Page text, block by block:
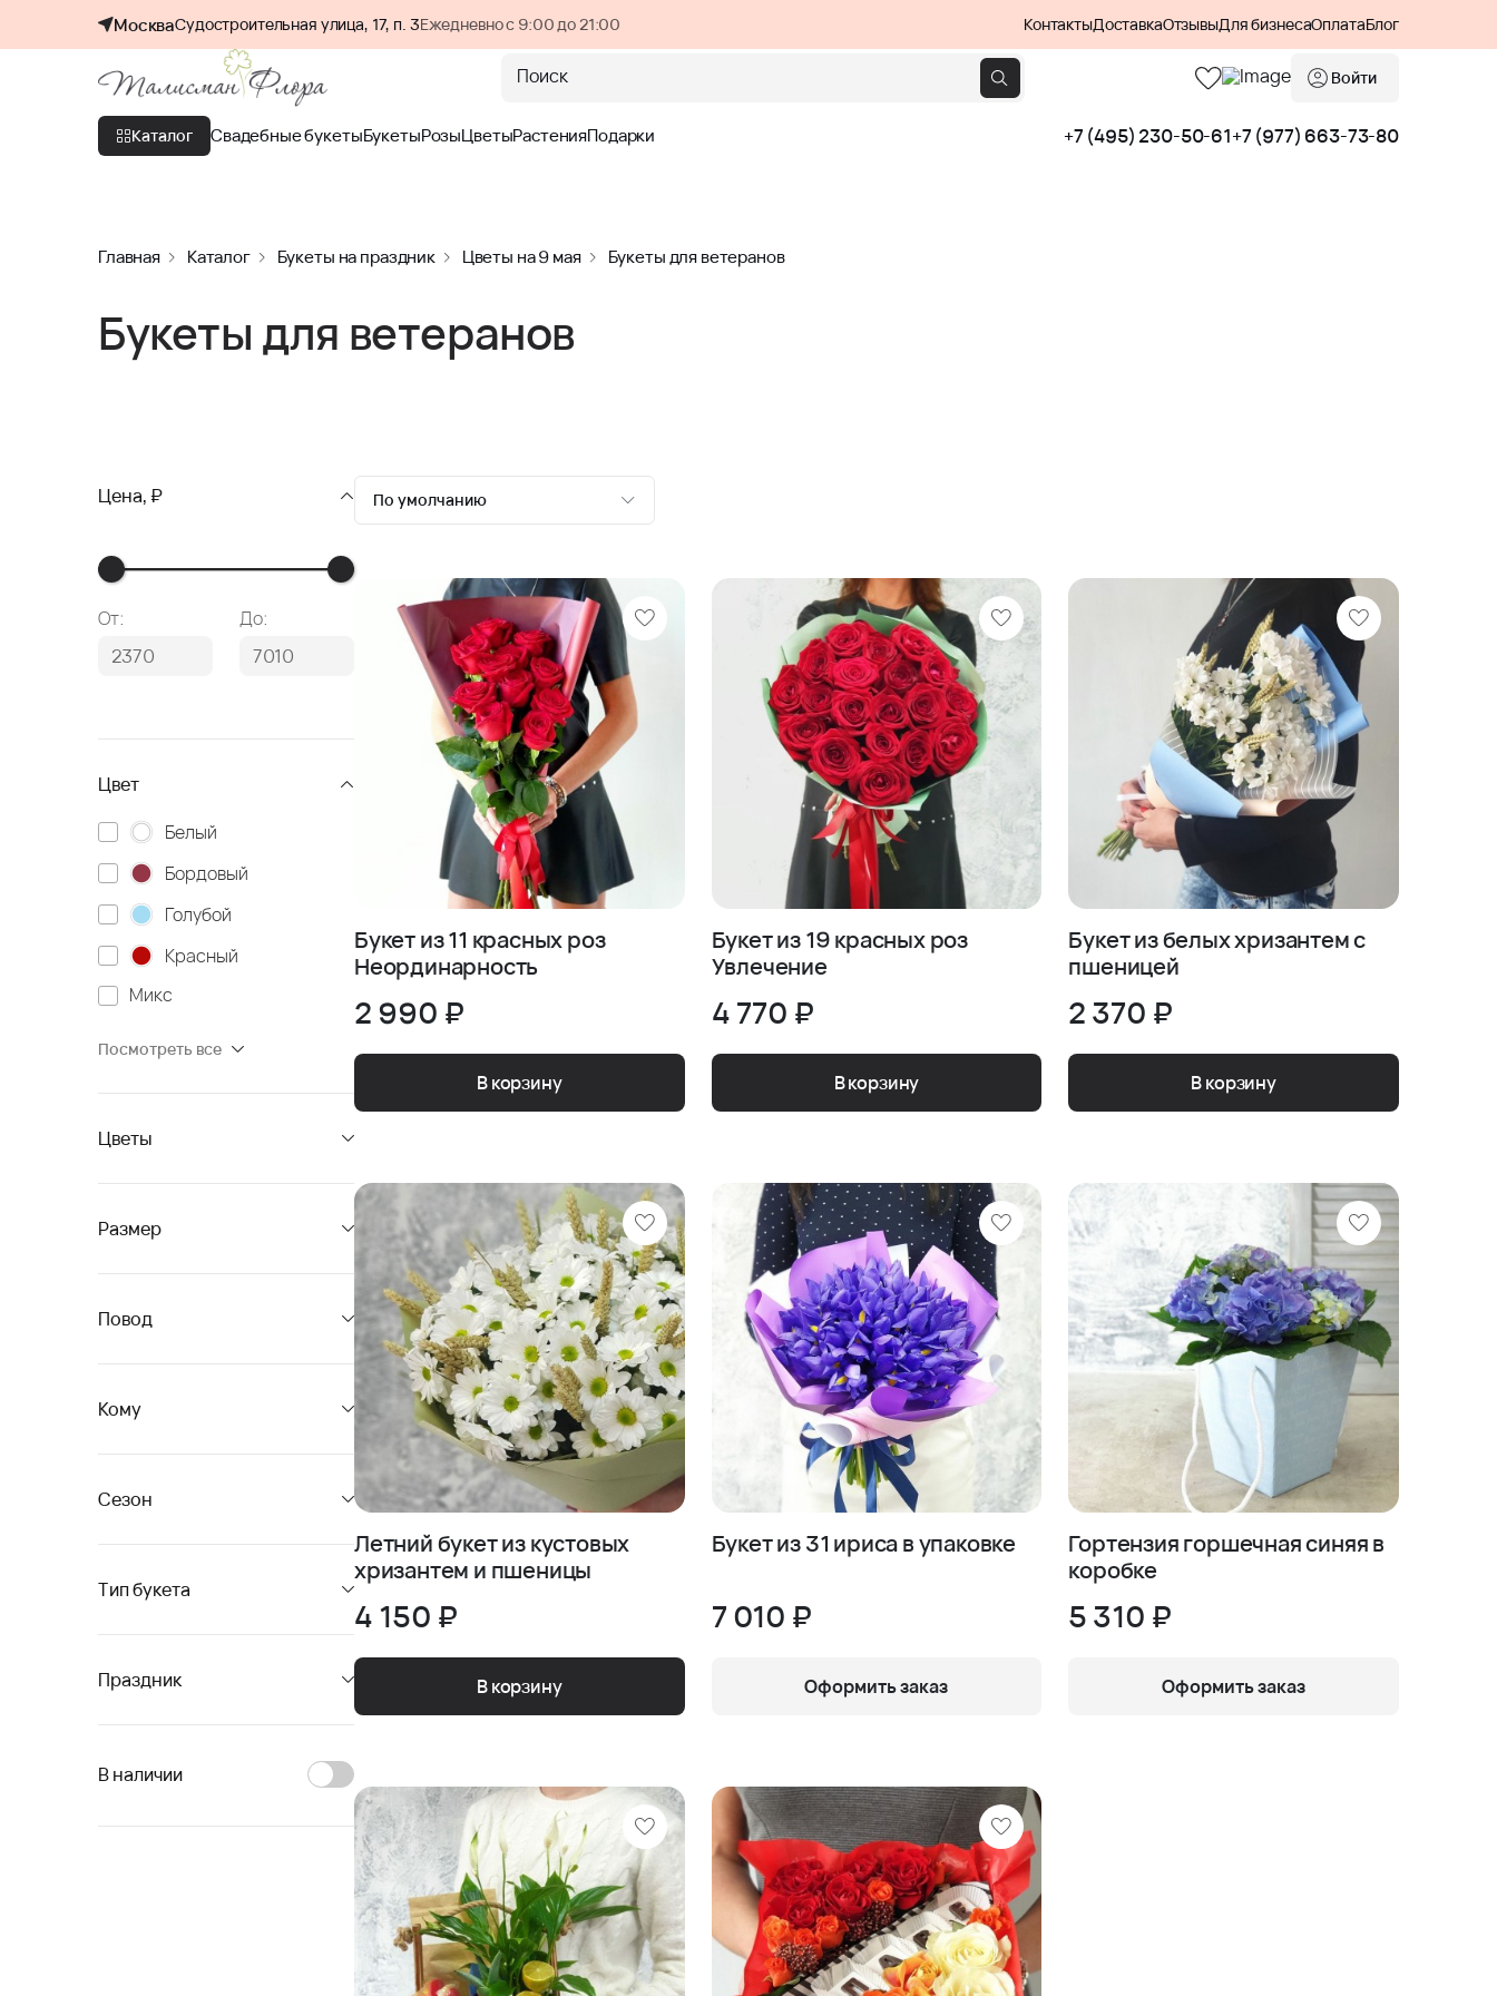
МоскваСудостроительная улица, 17, п. 3Ежедневно с 9:00 до 21:00 КонтактыДоставкаОтзывыДля бизнесаОплатаБлог
Поиск Войти
Каталог Свадебные букетыБукетыРозыЦветыРастенияПодарки +7 (495) 230-50-61+7 (977) 663-73-80
Главная Каталог Букеты на праздник Цветы на 9 мая Букеты для ветеранов
Букеты для ветеранов
Цена, ₽
От: До:
Цвет
Белый
Бордовый
Голубой
Красный
Микс
Посмотреть все
Цветы
Размер
Повод
Кому
Сезон
Тип букета
Праздник
В наличии
По умолчанию
Сначала дешевле
Сначала дороже
Букет из 11 красных роз
Неординарность
2 990 ₽
В корзину
Букет из 19 красных роз
Увлечение
4 770 ₽
В корзину
Букет из белых хризантем с
пшеницей
2 370 ₽
В корзину
Летний букет из кустовых
хризантем и пшеницы
4 150 ₽
В корзину
Букет из 31 ириса в упаковке
7 010 ₽
Оформить заказ
Гортензия горшечная синяя в
коробке
5 310 ₽
Оформить заказ